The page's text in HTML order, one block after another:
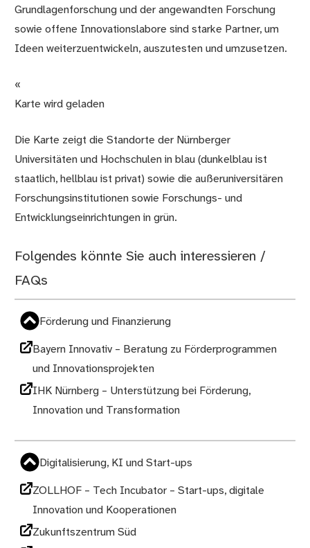
Grundlagenforschung und der angewandten Forschung
sowie offene Innovationslabore sind starke Partner, um
Ideen weiterzuentwickeln, auszutesten und umzusetzen.
«
Karte wird geladen
Die Karte zeigt die Standorte der Nürnberger
Universitäten und Hochschulen in blau (dunkelblau ist
staatlich, hellblau ist privat) sowie die außeruniversitären
Forschungsinstitutionen sowie Forschungs- und
Entwicklungseinrichtungen in grün.
Folgendes könnte Sie auch interessieren /
FAQs
Förderung und Finanzierung
Bayern Innovativ – Beratung zu Förderprogrammen
und Innovationsprojekten
IHK Nürnberg – Unterstützung bei Förderung,
Innovation und Transformation
Digitalisierung, KI und Start-ups
ZOLLHOF – Tech Incubator – Start-ups, digitale
Innovation und Kooperationen
Zukunftszentrum Süd